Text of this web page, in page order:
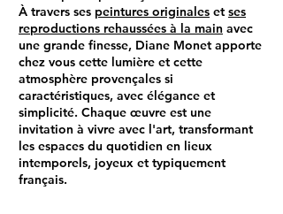
À travers ses peintures originales et ses
reproductions rehaussées à la main avec
une grande finesse, Diane Monet apporte
chez vous cette lumière et cette
atmosphère provençales si
caractéristiques, avec élégance et
simplicité. Chaque œuvre est une
invitation à vivre avec l'art, transformant
les espaces du quotidien en lieux
intemporels, joyeux et typiquement
français.